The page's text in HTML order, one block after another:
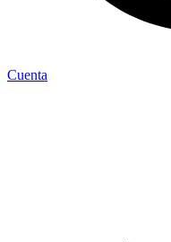
Cuenta